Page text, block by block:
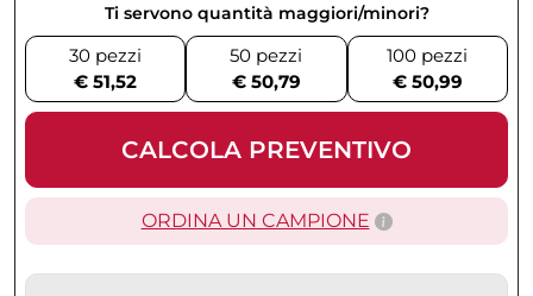
Ti servono quantità maggiori/minori?
30 pezzi
€ 51,52
50 pezzi
€ 50,79
100 pezzi
€ 50,99
CALCOLA PREVENTIVO
ORDINA UN CAMPIONE